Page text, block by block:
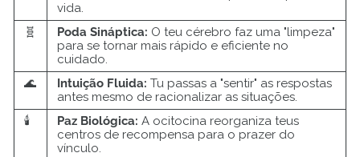
vida.
🧬
Poda Sináptica: O teu cérebro faz uma "limpeza"
para se tornar mais rápido e eficiente no
cuidado.
🌊
Intuição Fluida: Tu passas a "sentir" as respostas
antes mesmo de racionalizar as situações.
🕯️
Paz Biológica: A ocitocina reorganiza teus
centros de recompensa para o prazer do
vínculo.